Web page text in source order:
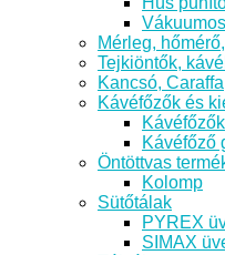
Mérleg,
Tejkiöntők,
Kancsó, Caraffa
Kávéfőzők és
Kávéfőzők
Kávéfőző
Öntöttvas
Kolomp
Sütőtálak
PYREX
SIMAX